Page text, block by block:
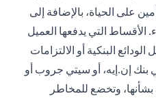
على الحياة، بالإضافة إلى
الأقساط التي يدفعها العميل
البنكية أو الالتزامات
بنك إن.إيه، أو سيتي جروب أو
وتخضع للمخاطر